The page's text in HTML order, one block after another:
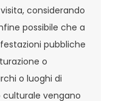
considerando
possibile che a
pubbliche
o
o luoghi di
vengano